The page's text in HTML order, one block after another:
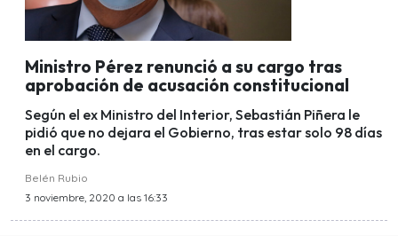
Ministro Pérez renunció a su cargo tras
aprobación de acusación constitucional
Según el ex Ministro del Interior, Sebastián Piñera le
pidió que no dejara el Gobierno, tras estar solo 98 días
en el cargo.
Belén Rubio
3 noviembre, 2020 a las 16:33